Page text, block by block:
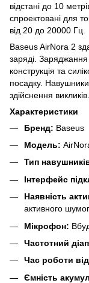
відстані до 10
спроектовані для
від 20 до 20000 Гц.
Baseus AirNora 2
заряді.
конструкція та
посадку.
здійснення викликів.
Характеристики
Бренд: Baseus
Модель:
Тип
Інтерфейс
Наявність
активного
Мікрофон:
Частотний
Час роботи
Ємність